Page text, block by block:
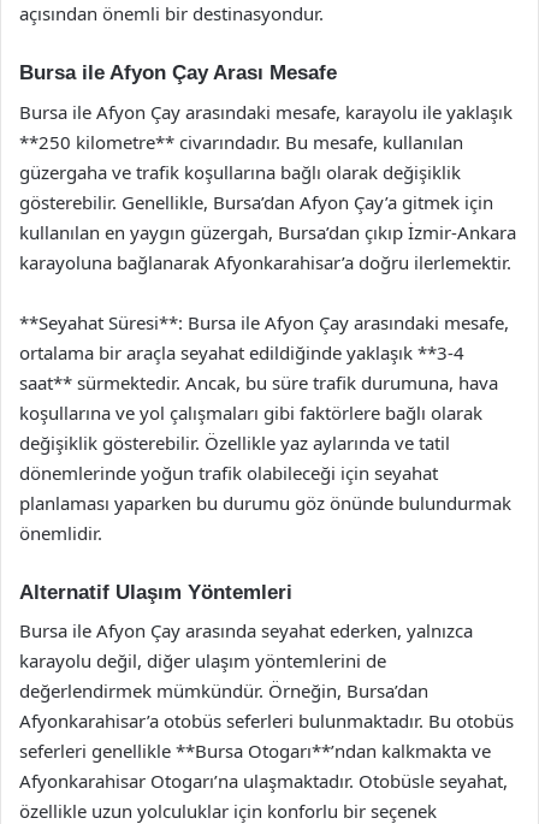
açısından önemli bir destinasyondur.
Bursa ile Afyon Çay Arası Mesafe
Bursa ile Afyon Çay arasındaki mesafe, karayolu ile yaklaşık
**250 kilometre** civarındadır. Bu mesafe, kullanılan
güzergaha ve trafik koşullarına bağlı olarak değişiklik
gösterebilir. Genellikle, Bursa’dan Afyon Çay’a gitmek için
kullanılan en yaygın güzergah, Bursa’dan çıkıp İzmir-Ankara
karayoluna bağlanarak Afyonkarahisar’a doğru ilerlemektir.
**Seyahat Süresi**: Bursa ile Afyon Çay arasındaki mesafe,
ortalama bir araçla seyahat edildiğinde yaklaşık **3-4
saat** sürmektedir. Ancak, bu süre trafik durumuna, hava
koşullarına ve yol çalışmaları gibi faktörlere bağlı olarak
değişiklik gösterebilir. Özellikle yaz aylarında ve tatil
dönemlerinde yoğun trafik olabileceği için seyahat
planlaması yaparken bu durumu göz önünde bulundurmak
önemlidir.
Alternatif Ulaşım Yöntemleri
Bursa ile Afyon Çay arasında seyahat ederken, yalnızca
karayolu değil, diğer ulaşım yöntemlerini de
değerlendirmek mümkündür. Örneğin, Bursa’dan
Afyonkarahisar’a otobüs seferleri bulunmaktadır. Bu otobüs
seferleri genellikle **Bursa Otogarı**’ndan kalkmakta ve
Afyonkarahisar Otogarı’na ulaşmaktadır. Otobüsle seyahat,
özellikle uzun yolculuklar için konforlu bir seçenek